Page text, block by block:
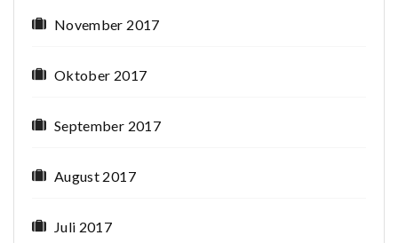
November 2017
Oktober 2017
September 2017
August 2017
Juli 2017